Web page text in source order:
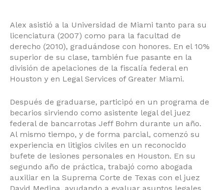
Alex asistió a la Universidad de Miami tanto para su
licenciatura (2007) como para la facultad de
derecho (2010), graduándose con honores. En el 10%
superior de su clase, también fue pasante en la
división de apelaciones de la fiscalía federal en
Houston y en Legal Services of Greater Miami.
Después de graduarse, participó en un programa de
becarios sirviendo como asistente legal del juez
federal de bancarrotas Jeff Bohm durante un año.
Al mismo tiempo, y de forma parcial, comenzó su
experiencia en litigios civiles en un reconocido
bufete de lesiones personales en Houston. En su
segundo año de práctica, trabajó como abogada
auxiliar en la Suprema Corte de Texas con el juez
David Medina, ayudando a evaluar asuntos legales